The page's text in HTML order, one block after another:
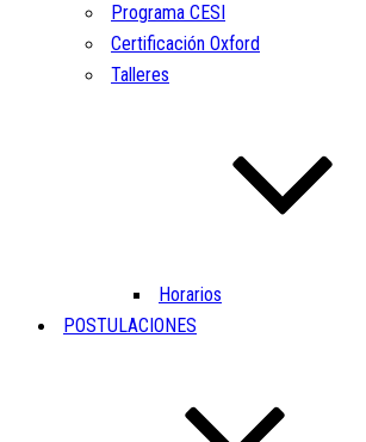
Programa CESI
Certificación Oxford
Talleres
Horarios
POSTULACIONES